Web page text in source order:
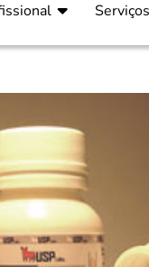
de Julgamento
Comissão de Ética
Serviços
Cartas